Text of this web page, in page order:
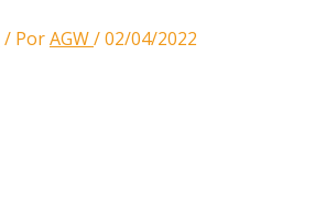
/ PorAGW/02/04/2022